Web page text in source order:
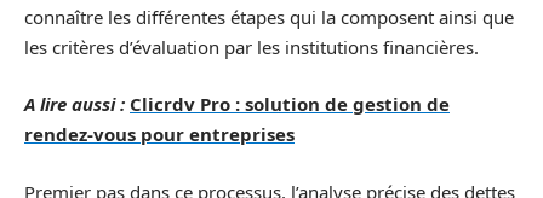
connaître les différentes étapes qui la composent ainsi que
les critères d’évaluation par les institutions financières.
A lire aussi : Clicrdv Pro : solution de gestion de
rendez-vous pour entreprises
Premier pas dans ce processus, l’analyse précise des dettes